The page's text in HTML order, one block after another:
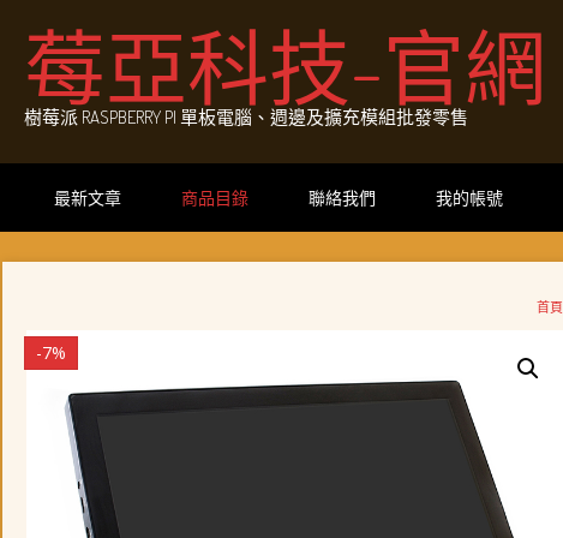
content莓亞科技-官網
樹莓派 RASPBERRY PI 單板電腦、週邊及擴充模組批發零售
最新文章 商品目錄 聯絡我們 我的帳號
首頁
-7%